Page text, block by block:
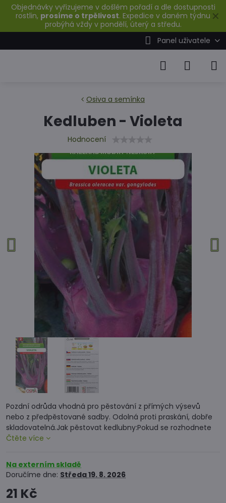
✕
Objednávky vyřizujeme v došlém pořadí a dle dostupnosti
rostlin, prosíme o trpělivost. Expedice v daném týdnu
probýhá vždy v pondělí, úterý a středu.
Panel uživatele
Osiva a semínka
Kedluben - Violeta
Hodnocení
Pozdní odrůda vhodná pro pěstování z přímých výsevů
nebo z předpěstované sadby. Odolná proti praskání, dobře
skladovatelná.Jak pěstovat kedlubny:Pokud se rozhodnete
Čtěte více
Na externím skladě
Doručíme dne: Středa19. 8. 2026
21 Kč